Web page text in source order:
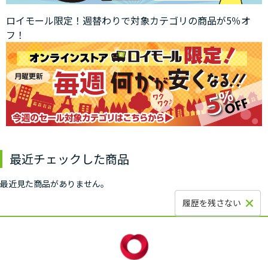
ロイモール限定！週替わりで対象カテゴリの商品が5％オ
フ！
最近チェックした商品
最近見た商品がありません。
履歴を残さない